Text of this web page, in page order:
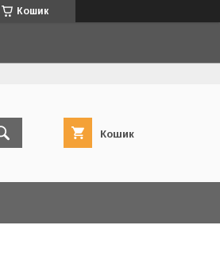
Кошик
Кошик